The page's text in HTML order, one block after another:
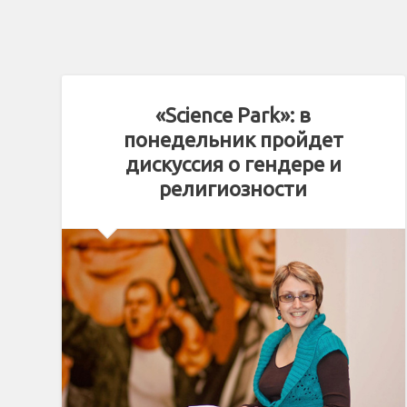
«Science Park»: в
понедельник пройдет
дискуссия о гендере и
религиозности